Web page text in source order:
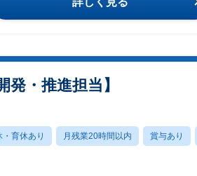
・推進担当】
・育休あり 月残業20時間以内 賞与あり